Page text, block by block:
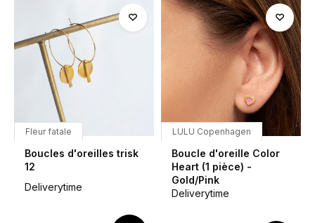
Fleur fatale
Boucles d'oreilles trisk
12
Deliverytime
LULU Copenhagen
Boucle d'oreille Color
Heart (1 pièce) -
Gold/Pink
Deliverytime